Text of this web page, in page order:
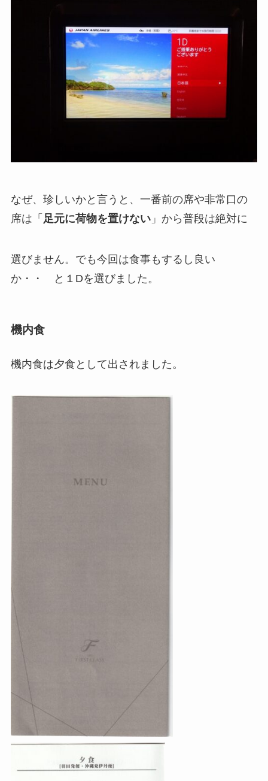
なぜ、珍しいかと言うと、一番前の席や非常口の
席は「 足元に荷物を置けない」から普段は絶対に
選びません。でも今回は食事もするし良い
か・・ と１Dを選びました。
機内食
機内食は夕食として出されました。